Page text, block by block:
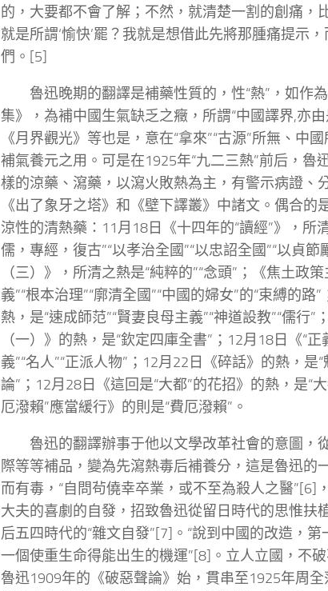
的，大要都不會了解；不然，就清楚一割的創痛，
就是所謂‘愉快’罷？我就是想借此先將那腫痛提示
們。[5]
魯迅晚期的翻譯是補藥性質的，性“熱”，如作
集》，為補中國生氣缺乏之癥，所謂“中國譯界,亦由
《月界觀光》等也是，意在“拿來”“古源”所無、中
補氣養元之用。可是在1925年“九二三熱”前后，魯
樣的涼藥、瀉藥，以瀉火敗熱為主，有警示病證、
《出了象牙之塔》和《壁下譯叢》中諸文。偶合的
涼性的清熱藥：11月18日《十四年的“讀經”》，所
儒，專經，復古”“以孝治全國”“以忠詔全國”“以貞
（三）》，所清之熱是“純粹的”“念頭”；《焦土政
義”“根本治理”“廓清全國”“中國的婦女”的“束縛的
熱，是“速成師范”“賢妻良母主義”“神道設教”“儒行
（一）》的熱，是“欽定四庫全書”；12月18日《“
義”“名人”“正派人物”；12月22日《碎話》的熱，是“
論”；12月28日《這回是“大都”的花招》的熱，是“
厄潑賴”應當緩行》的則是“費厄潑賴”。
魯迅的翻譯辦事于他以文學改革社會的意圖，
際等等補品，變為先瀉熱毒后補養分，這是魯迅的
而有毒，“自問茍僥幸卒業，或不至為殺人之醫”[6]
大夫的喜劇的自發，招致魯迅從留日時代的思惟扶
后五四時代的“雜文自發”[7]。“說到中國的改造，
一個使重生命得能出生的機運”[8]。立人立國，不
魯迅1909年的《破惡聲論》始，貫串至1925年周全